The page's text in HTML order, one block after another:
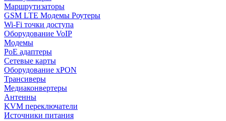
Маршрутизаторы
GSM LTE Модемы Роутеры
Wi-Fi точки доступа
Оборудование VoIP
Модемы
PoE адаптеры
Сетевые карты
Оборудование xPON
Трансиверы
Медиаконвертеры
Антенны
KVM переключатели
Источники питания